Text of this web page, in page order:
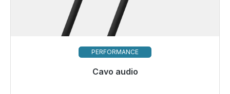
PERFORMANCE
Cavo audio
Presto di nuovo disponibile